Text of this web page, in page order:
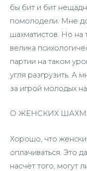
бы бит и бит
помолодели. Мне
шахматистов. Но на
велика
партии на таком
угля разгрузить. А
за игрой молодых
О ЖЕНСКИХ
Хорошо, что
оплачиваться. Это
насчёт того, могут